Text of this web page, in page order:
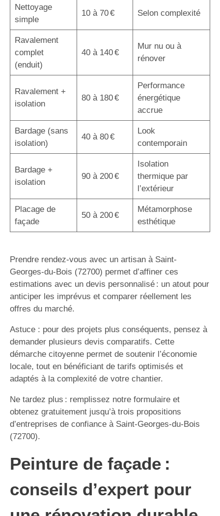
Nettoyage
simple
10 à 70 € Selon complexité
Ravalement
complet
(enduit)
40 à 140 €
Mur nu ou à
rénover
Ravalement +
isolation
80 à 180 €
Performance
énergétique
accrue
Bardage (sans
isolation)
40 à 80 €
Look
contemporain
Bardage +
isolation
90 à 200 €
Isolation
thermique par
l’extérieur
Placage de
façade
50 à 200 €
Métamorphose
esthétique
Prendre rendez-vous avec un artisan à Saint-
Georges-du-Bois (72700) permet d’affiner ces
estimations avec un devis personnalisé : un atout pour
anticiper les imprévus et comparer réellement les
offres du marché.
Astuce : pour des projets plus conséquents, pensez à
demander plusieurs devis comparatifs. Cette
démarche citoyenne permet de soutenir l’économie
locale, tout en bénéficiant de tarifs optimisés et
adaptés à la complexité de votre chantier.
Ne tardez plus : remplissez notre formulaire et
obtenez gratuitement jusqu’à trois propositions
d’entreprises de confiance à Saint-Georges-du-Bois
(72700).
Peinture de façade :
conseils d’expert pour